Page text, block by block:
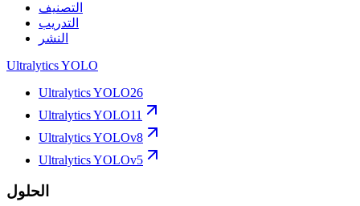
التصنيف
التدريب
النشر
Ultralytics YOLO
Ultralytics YOLO26
Ultralytics YOLO11
Ultralytics YOLOv8
Ultralytics YOLOv5
الحلول